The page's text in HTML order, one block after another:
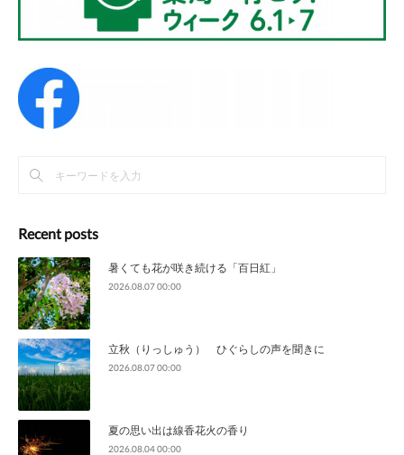
Recent posts
暑くても花が咲き続ける「百日紅」
2026.08.07 00:00
立秋（りっしゅう） ひぐらしの声を聞きに
2026.08.07 00:00
夏の思い出は線香花火の香り
2026.08.04 00:00